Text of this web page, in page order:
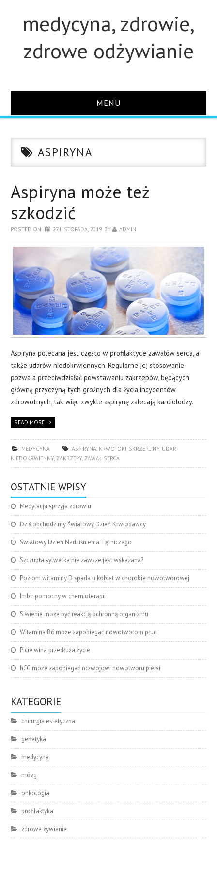
medycyna, zdrowie,
zdrowe odżywianie
MENU
STUDIA
KONTAKT
ASPIRYNA
Aspiryna może też
szkodzić
POSTED ON 27 LISTOPADA, 2019 BY ADMIN
Aspiryna polecana jest często w profilaktyce zawałów serca, a
także udarów niedokrwiennych. Regularne jej stosowanie
pozwala przeciwdziałać powstawaniu zakrzepów, będących
główną przyczyną tych groźnych dla życia incydentów
zdrowotnych, tak więc zwykle aspirynę zalecają kardiolodzy.
READ MORE
MEDYCYNA ASPIRYNA, KRWOTOKI, SKRZEPLINY, UDAR
NIEDOKRWIENNY, ZAKRZEPY, ZAWAŁ SERCA
OSTATNIE WPISY
Medytacja sprzyja zdrowiu
Dziś obchodzimy Światowy Dzień Krwiodawcy
Światowy Dzień Nadciśnienia Tętniczego
Szczupła sylwetka nie zawsze jest wskazana?
Poziom witaminy D spada u kobiet w chorobie nowotworowej
Imbir pomocny w chemioterapii
Siwienie może być reakcją ochronną organizmu
Witamina B6 może zapobiegać nowotworom płuc
Picie wina przedłuża życie
hCG może zapobiegać rozwojowi nowotworu piersi
KATEGORIE
chirurgia estetyczna
genetyka
medycyna
mózg
onkologia
profilaktyka
zdrowe żywienie